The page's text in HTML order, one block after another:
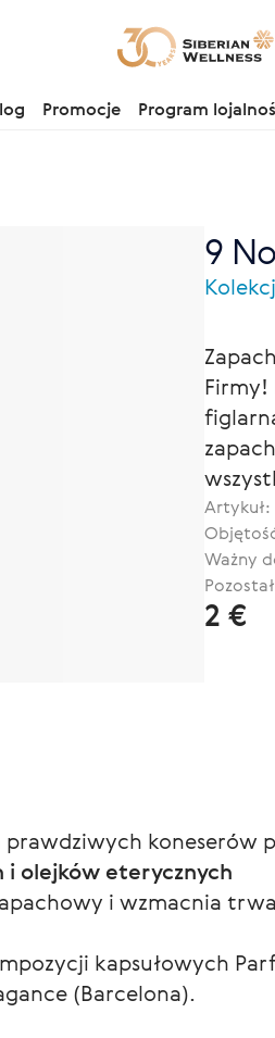
Promocje Program
9
Firmy!
Artykuł:
Ważny
2 €
koneserów
i olejków eterycznych
i wzmacnia
kapsułowych
(Barcelona).